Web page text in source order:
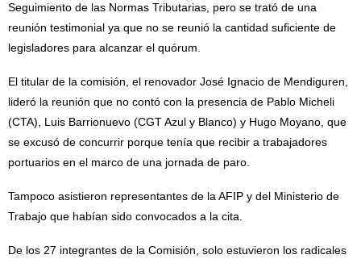
Seguimiento de las Normas Tributarias, pero se trató de una
reunión testimonial ya que no se reunió la cantidad suficiente de
legisladores para alcanzar el quórum.
El titular de la comisión, el renovador José Ignacio de Mendiguren,
lideró la reunión que no contó con la presencia de Pablo Micheli
(CTA), Luis Barrionuevo (CGT Azul y Blanco) y Hugo Moyano, que
se excusó de concurrir porque tenía que recibir a trabajadores
portuarios en el marco de una jornada de paro.
Tampoco asistieron representantes de la AFIP y del Ministerio de
Trabajo que habían sido convocados a la cita.
De los 27 integrantes de la Comisión, solo estuvieron los radicales